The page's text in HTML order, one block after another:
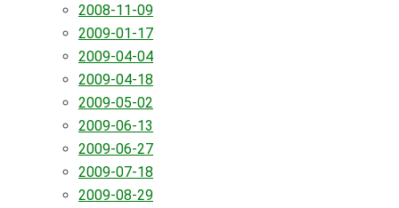
2008-11-09
2009-01-17
2009-04-04
2009-04-18
2009-05-02
2009-06-13
2009-06-27
2009-07-18
2009-08-29